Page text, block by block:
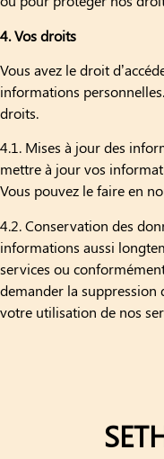
4. Vos droits
Vous avez le droit
informations
droits.
4.1. Mises à jour des
mettre à jour vos
Vous pouvez le faire en
4.2. Conservation des
informations aussi
services ou
demander la suppression
votre utilisation de nos